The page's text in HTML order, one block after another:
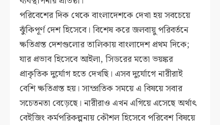
পরিবেশের দিক থেকে বাংলাদেশকে দেখা হয় সবচেয়ে
ঝুঁকিপূর্ণ দেশ হিসেবে। বিশেষ করে জলবায়ু পরিবর্তনে
ক্ষতিগ্রস্ত দেশগুলোর তালিকায় বাংলাদেশ প্রথম দিকে;
যার প্রভাব হিসেবে আইলা, সিডরের মতো ভয়ঙ্কর
প্রাকৃতিক দুর্যোগ হতে দেখছি। এসব দুর্যোগে নারীরাই
বেশি ক্ষতিগ্রস্ত হয়। সাম্প্রতিক সময়ে এ বিষয়ে সবার
সচেতনতা বেড়েছে। নারীরাও এখন এগিয়ে এসেছে অর্থাৎ
বেইজিং কর্মপরিকল্পনায় কৌশল হিসেবে পরিবেশ বিষয়ে